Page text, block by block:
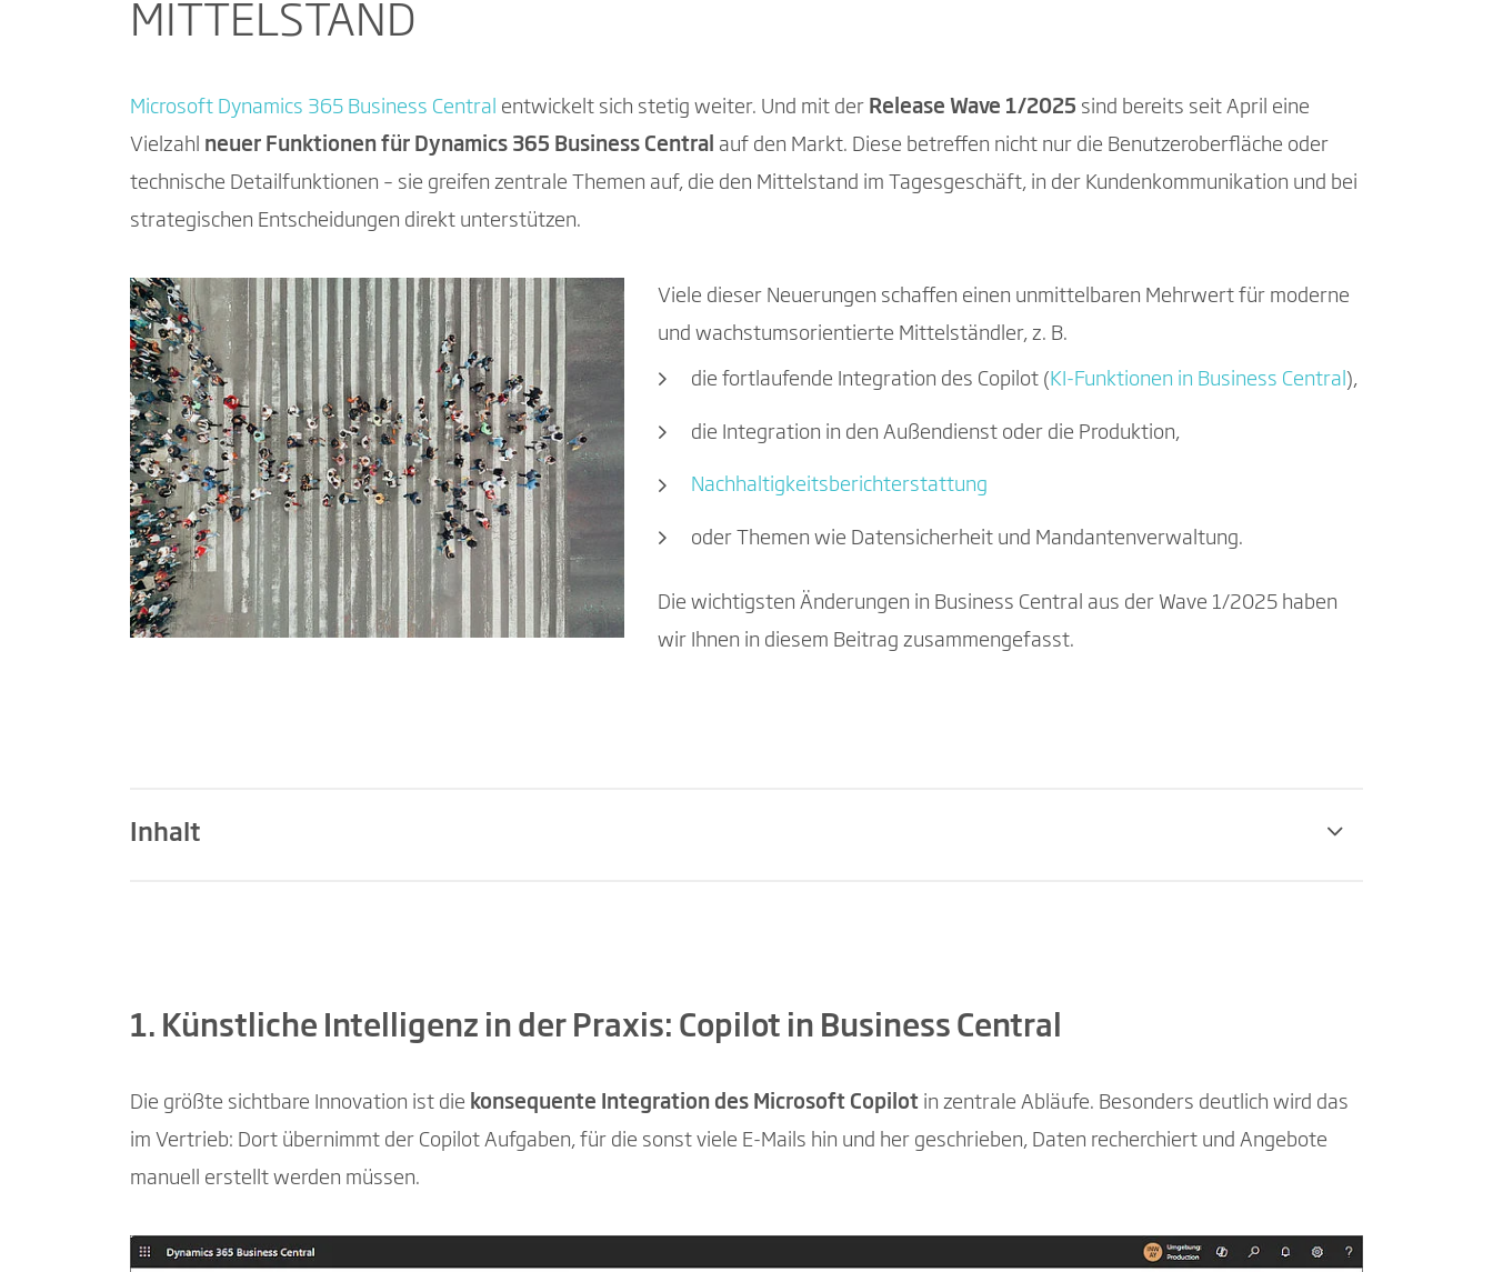
MITTELSTAND
Microsoft Dynamics 365 Business Central entwickelt sich stetig weiter. Und mit der Release Wave 1/2025 sind bereits seit April eine
Vielzahl
neuer Funktionen für Dynamics 365 Business Central auf den Markt. Diese betreffen nicht nur die Benutzeroberfläche oder
technische Detailfunktionen – sie greifen zentrale Themen auf, die den Mittelstand im Tagesgeschäft, in der Kundenkommunikation und bei
strategischen Entscheidungen direkt unterstützen.
Viele dieser Neuerungen schaffen einen unmittelbaren Mehrwert für moderne
und wachstumsorientierte Mittelständler, z. B.
die fortlaufende Integration des Copilot ( KI-Funktionen in Business Central ),
die Integration in den Außendienst oder die Produktion,
Nachhaltigkeitsberichterstattung
oder Themen wie Datensicherheit und Mandantenverwaltung.
Die wichtigsten Änderungen in Business Central aus der Wave 1/2025 haben
wir Ihnen in diesem Beitrag zusammengefasst.
Inhalt
Integration von Field Service und Produktion
Governance, Sicherheit und Entwicklerunterstützung
1. Künstliche Intelligenz in der Praxis: Copilot in Business Central
Die größte sichtbare Innovation ist die konsequente Integration des Microsoft Copilot in zentrale Abläufe. Besonders deutlich wird das
im Vertrieb: Dort übernimmt der Copilot Aufgaben, für die sonst viele E-Mails hin und her geschrieben, Daten recherchiert und Angebote
manuell erstellt werden müssen.